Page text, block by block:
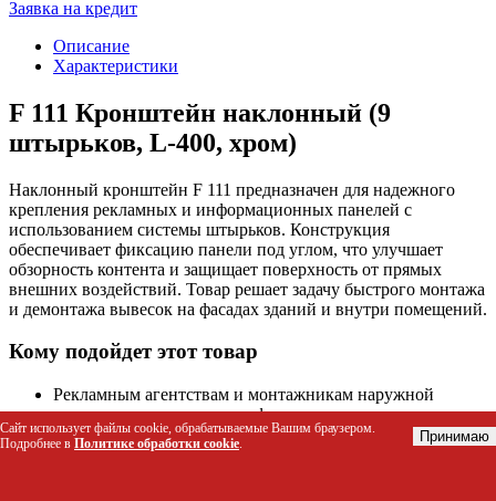
Заявка на кредит
Описание
Характеристики
F 111 Кронштейн наклонный (9
штырьков, L-400, хром)
Наклонный кронштейн F 111 предназначен для надежного
крепления рекламных и информационных панелей с
использованием системы штырьков. Конструкция
обеспечивает фиксацию панели под углом, что улучшает
обзорность контента и защищает поверхность от прямых
внешних воздействий. Товар решает задачу быстрого монтажа
и демонтажа вывесок на фасадах зданий и внутри помещений.
Кому подойдет этот товар
Рекламным агентствам и монтажникам наружной
рекламы для установки информационных стендов.
Владельцам торговых точек, нуждающимся в креплении
ценников или акционных табличек.
Сайт использует файлы cookie, обрабатываемые Вашим браузером.
Подробнее в Политике обработки cookie. Принимаю